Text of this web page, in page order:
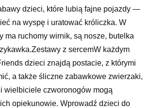
dzieci, które lubią fajne pojazdy —
na wyspę i uratować króliczka. W
ma ruchomy wirnik, są nosze, butelka
z sercemW każdym
dzieci znajdą postacie, z którymi
a także śliczne zabawkowe zwierzaki,
wielbiciele czworonogów mogą
opiekunowie. Wprowadź dzieci do